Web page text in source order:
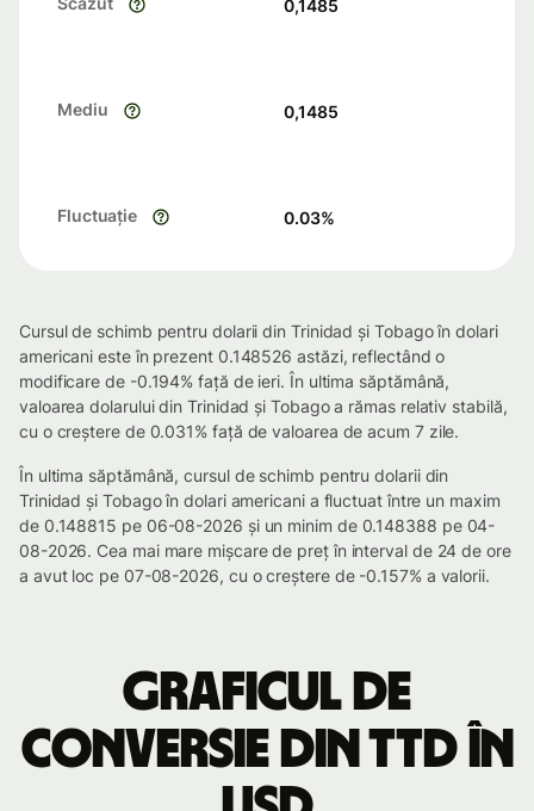
0,1485
Mediu 0,1485
Fluctuație 0.03%
Cursul de schimb pentru dolarii din Trinidad și Tobago în dolari
americani este în prezent 0.148526 astăzi, reflectând o
modificare de -0.194% față de ieri. În ultima săptămână,
valoarea dolarului din Trinidad și Tobago a rămas relativ stabilă,
cu o creștere de 0.031% față de valoarea de acum 7 zile.
În ultima săptămână, cursul de schimb pentru dolarii din
Trinidad și Tobago în dolari americani a fluctuat între un maxim
de 0.148815 pe 06-08-2026 și un minim de 0.148388 pe 04-
08-2026. Cea mai mare mișcare de preț în interval de 24 de ore
a avut loc pe 07-08-2026, cu o creștere de -0.157% a valorii.
Graficul de
conversie din TTD în